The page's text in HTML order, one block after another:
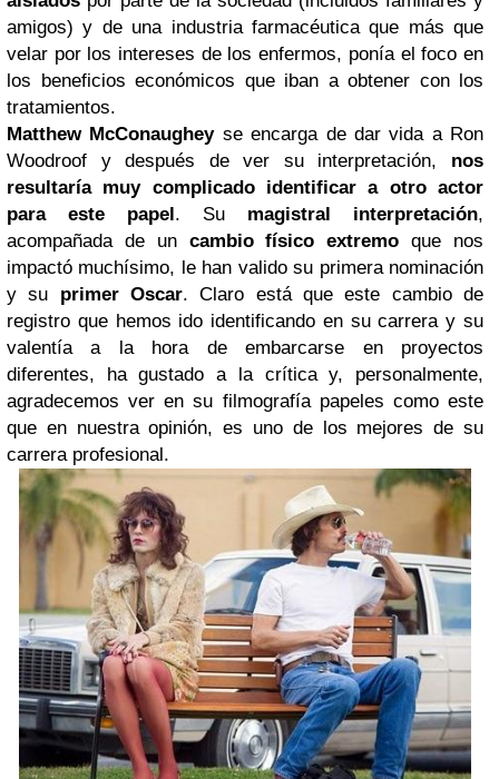
amigos) y de una industria farmacéutica que más que
velar por los intereses de los enfermos, ponía el foco en
los beneficios económicos que iban a obtener con los
tratamientos.
Matthew McConaugheyse encarga de dar vida a Ron
Woodroof y después de ver su interpretación, nos
resultaría muy complicado identificar a otro actor
para este papel. Su magistral interpretación,
acompañada de un cambio físico extremo que nos
impactó muchísimo, le han valido su primera nominación
y su primer Oscar. Claro está que este cambio de
registro que hemos ido identificando en su carrera y su
valentía a la hora de embarcarse en proyectos
diferentes, ha gustado a la crítica y, personalmente,
agradecemos ver en su filmografía papeles como este
que en nuestra opinión, es uno de los mejores de su
carrera profesional.